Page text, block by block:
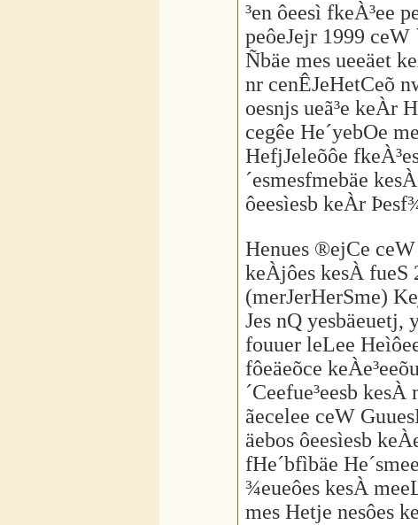
³en ôeesì fkeÀ³ee
peôeJejr 1999
Ñbäe mes ueeäet
nr cenÊJeHetCeõ
oesnjs ueã³e keÀr
cegêe He´yebOe
HefjJeleõôe
´esmesfmebäe
ôeesìesb keÀr
Henues ®ejCe ceW
keÀjôes kesÀ fueS
(merJerHerSme)
Jes nQ yesbäeuetj,
fouuer leLee
fôeäeõce
´Ceefue³eesb
ãecelee ceW
äebos ôeesìesb
fHe´bfìbäe
¾eueôes kesÀ
mes Hetje nesôes